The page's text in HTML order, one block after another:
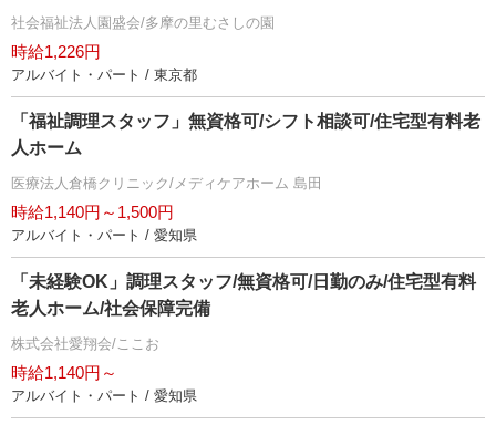
社会福祉法人園盛会/多摩の里むさしの園
時給1,226円
アルバイト・パート / 東京都
「福祉調理スタッフ」無資格可/シフト相談可/住宅型有料老
人ホーム
医療法人倉橋クリニック/メディケアホーム 島田
時給1,140円～1,500円
アルバイト・パート / 愛知県
「未経験OK」調理スタッフ/無資格可/日勤のみ/住宅型有料
老人ホーム/社会保障完備
株式会社愛翔会/ここお
時給1,140円～
アルバイト・パート / 愛知県